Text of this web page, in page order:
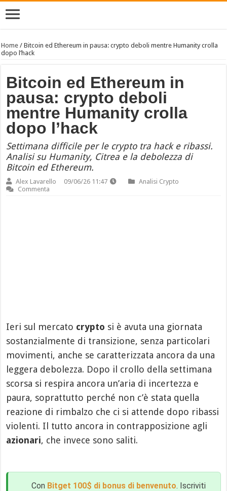
Home /Bitcoin ed Ethereum in pausa: crypto deboli mentre Humanity crolla
dopo l’hack
Bitcoin ed Ethereum in
pausa: crypto deboli
mentre Humanity crolla
dopo l’hack
Settimana difficile per le crypto tra hack e ribassi.
Analisi su Humanity, Citrea e la debolezza di
Bitcoin ed Ethereum.
Alex Lavarello 09/06/26 11:47
Analisi Crypto
Commenta
Ieri sul mercato crypto si è avuta una giornata
sostanzialmente di transizione, senza particolari
movimenti, anche se caratterizzata ancora da una
leggera debolezza. Dopo il crollo della settimana
scorsa si respira ancora un’aria di incertezza e
paura, soprattutto perché non c’è stata quella
reazione di rimbalzo che ci si attende dopo ribassi
violenti. Il tutto ancora in contrapposizione agli
azionari, che invece sono saliti.
Con Bitget 100$ di bonus di benvenuto. Iscriviti